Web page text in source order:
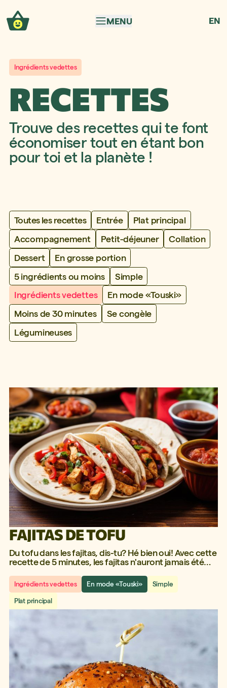
MENU
EN
Ingrédients vedettes
RECETTES
Trouve des recettes qui te font
économiser tout en étant bon
pour toi et la planète !
Toutes les recettes Entrée
Plat principal
Accompagnement
Petit-déjeuner
Collation
Dessert
En grosse portion
5 ingrédients ou moins
Simple
Ingrédients vedettes
En mode «Touski»
Moins de 30 minutes
Se congèle
Légumineuses
FAJITAS DE TOFU
Du tofu dans les fajitas, dis-tu? Hé bien oui! Avec cette
recette de 5 minutes, les fajitas n'auront jamais été
Ingrédients vedettes En mode «Touski» Simple
Plat principal